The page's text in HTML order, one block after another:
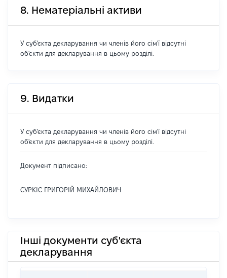
8. Нематеріальні активи
У суб'єкта декларування чи членів його сім'ї відсутні
об'єкти для декларування в цьому розділі.
9. Видатки
У суб'єкта декларування чи членів його сім'ї відсутні
об'єкти для декларування в цьому розділі.
Документ підписано:
СУРКІС ГРИГОРІЙ МИХАЙЛОВИЧ
Інші документи суб'єкта
декларування